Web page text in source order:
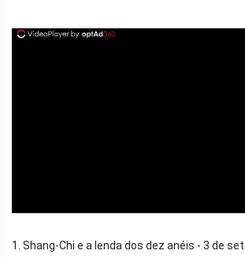
1. Shang-Chi e a lenda dos dez anéis - 3 de